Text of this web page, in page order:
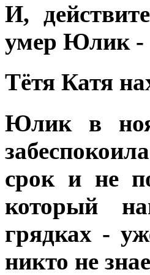
И,
умер Юлик -
Тётя Катя
Юлик в
срок и не
который
грядках -
никто не